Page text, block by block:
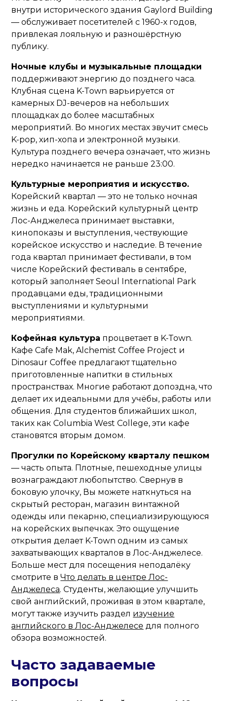
внутри исторического здания Gaylord Building
— обслуживает посетителей с 1960-х годов,
привлекая лояльную и разношёрстную
публику.
Ночные клубы и музыкальные площадки
поддерживают энергию до позднего часа.
Клубная сцена K-Town варьируется от
камерных DJ-вечеров на небольших
площадках до более масштабных
мероприятий. Во многих местах звучит смесь
K-pop, хип-хопа и электронной музыки.
Культура позднего вечера означает, что жизнь
нередко начинается не раньше 23:00.
Культурные мероприятия и искусство.
Корейский квартал — это не только ночная
жизнь и еда. Корейский культурный центр
Лос-Анджелеса принимает выставки,
кинопоказы и выступления, чествующие
корейское искусство и наследие. В течение
года квартал принимает фестивали, в том
числе Корейский фестиваль в сентябре,
который заполняет Seoul International Park
продавцами еды, традиционными
выступлениями и культурными
мероприятиями.
Кофейная культура процветает в K-Town.
Кафе Cafe Mak, Alchemist Coffee Project и
Dinosaur Coffee предлагают тщательно
приготовленные напитки в стильных
пространствах. Многие работают допоздна, что
делает их идеальными для учёбы, работы или
общения. Для студентов ближайших школ,
таких как Columbia West College, эти кафе
становятся вторым домом.
Прогулки по Корейскому кварталу пешком
— часть опыта. Плотные, пешеходные улицы
вознаграждают любопытство. Свернув в
боковую улочку, Вы можете наткнуться на
скрытый ресторан, магазин винтажной
одежды или пекарню, специализирующуюся
на корейских выпечках. Это ощущение
открытия делает K-Town одним из самых
захватывающих кварталов в Лос-Анджелесе.
Больше мест для посещения неподалёку
смотрите вЧто делать в центре Лос-
Анджелеса. Студенты, желающие улучшить
свой английский, проживая в этом квартале,
могут также изучить раздел изучение
английского в Лос-Анджелесе для полного
обзора возможностей.
Часто задаваемые
вопросы